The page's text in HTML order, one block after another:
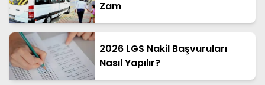
Zam
2026 LGS Nakil Başvuruları
Nasıl Yapılır?